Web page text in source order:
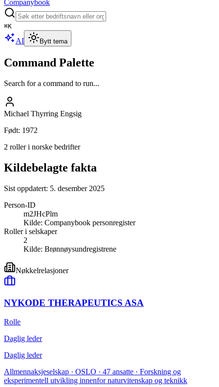
Companybook
⌘K
AI Bytt tema
Command Palette
Search for a command to run...
Michael Thyrring Engsig
Født: 1972
2 roller i norske bedrifter
Kildebelagte fakta
Sist oppdatert: 5. desember 2025
Person-ID
m2JHcPlm
Kilde: Companybook personregister
Roller i selskaper
2
Kilde: Brønnøysundregistrene
Nøkkelrelasjoner
NYKODE THERAPEUTICS ASA
Rolle
Daglig leder
Daglig leder
Allmennaksjeselskap · OSLO · 47 ansatte · Forskning og
eksperimentell utvikling innenfor naturvitenskap og teknikk